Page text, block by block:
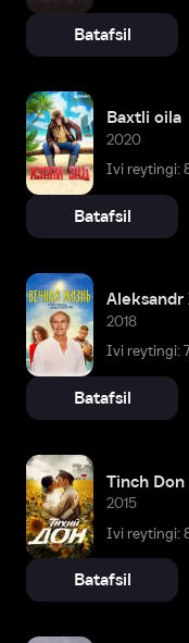
Batafsil
Baxtli oila
2020
Ivi reytingi:
Batafsil
Aleksandr
2018
Ivi reytingi:
Batafsil
Tinch Don
2015
Ivi reytingi:
Batafsil